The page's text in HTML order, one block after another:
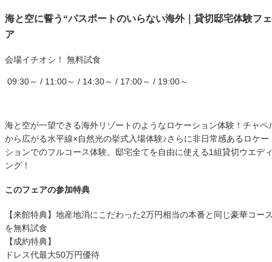
海と空に誓う“パスポートのいらない海外｜貸切邸宅体験フェ
ア
会場イチオシ！ 無料試食
09:30～ / 11:00～ / 14:30～ / 17:00～ / 19:00～
海と空が一望できる海外リゾートのようなロケーション体験！チャペ
から広がる水平線×自然光の挙式入場体験♪さらに非日常感あるロケー
ションでのフルコース体験。邸宅全てを自由に使える1組貸切ウエデ
ング！
このフェアの参加特典
【来館特典】地産地消にこだわった2万円相当の本番と同じ豪華コー
を無料試食
【成約特典】
ドレス代最大50万円優待